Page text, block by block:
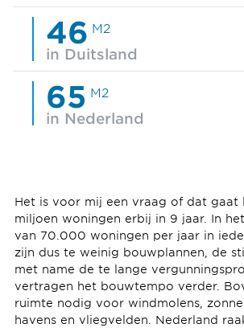
46 M2
in Duitsland
65 M2
in Nederland
Het is voor mij een vraag of dat gaat
miljoen woningen erbij in 9 jaar. In
van 70.000 woningen per jaar in
zijn dus te weinig bouwplannen, de
met name de te lange
vertragen het bouwtempo verder.
ruimte nodig voor windmolens,
havens en vliegvelden. Nederland